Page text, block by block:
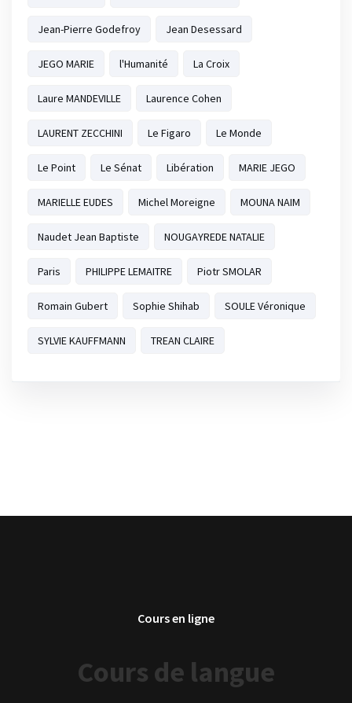
Jean-Pierre Godefroy Jean Desessard
JEGO MARIE l'Humanité La Croix
Laure MANDEVILLE Laurence Cohen
LAURENT ZECCHINI Le Figaro Le Monde
Le Point Le Sénat Libération MARIE JEGO
MARIELLE EUDES Michel Moreigne MOUNA NAIM
Naudet Jean Baptiste NOUGAYREDE NATALIE
Paris PHILIPPE LEMAITRE Piotr SMOLAR
Romain Gubert Sophie Shihab SOULE Véronique
SYLVIE KAUFFMANN TREAN CLAIRE
Cours en ligne
Cours de langue